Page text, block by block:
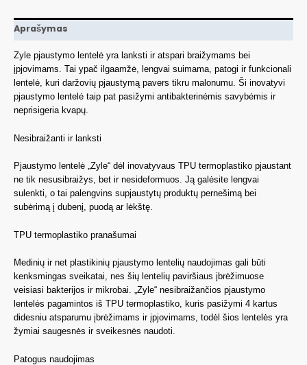
Aprašymas
Zyle pjaustymo lentelė yra lanksti ir atspari braižymams bei
įpjovimams. Tai ypač ilgaamžė, lengvai suimama, patogi ir funkcionali
lentelė, kuri daržovių pjaustymą pavers tikru malonumu. Ši inovatyvi
pjaustymo lentelė taip pat pasižymi antibakterinėmis savybėmis ir
neprisigeria kvapų.
Nesibraižanti ir lanksti
Pjaustymo lentelė „Zyle“ dėl inovatyvaus TPU termoplastiko pjaustant
ne tik nesusibraižys, bet ir nesideformuos. Ją galėsite lengvai
sulenkti, o tai palengvins supjaustytų produktų pernešimą bei
subėrimą į dubenį, puodą ar lėkštę.
TPU termoplastiko pranašumai
Medinių ir net plastikinių pjaustymo lentelių naudojimas gali būti
kenksmingas sveikatai, nes šių lentelių paviršiaus įbrėžimuose
veisiasi bakterijos ir mikrobai. „Zyle“ nesibraižančios pjaustymo
lentelės pagamintos iš TPU termoplastiko, kuris pasižymi 4 kartus
didesniu atsparumu įbrėžimams ir įpjovimams, todėl šios lentelės yra
žymiai saugesnės ir sveikesnės naudoti.
Patogus naudojimas